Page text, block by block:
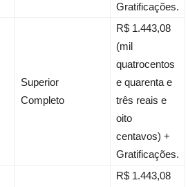
Gratificações.
Superior
Completo
R$ 1.443,08
(mil
quatrocentos
e quarenta e
três reais e
oito
centavos) +
Gratificações.
R$ 1.443,08